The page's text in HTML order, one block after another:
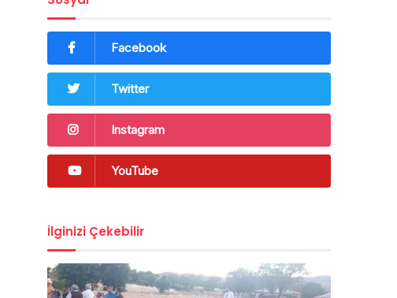
Facebook
Twitter
Instagram
YouTube
İlginizi Çekebilir